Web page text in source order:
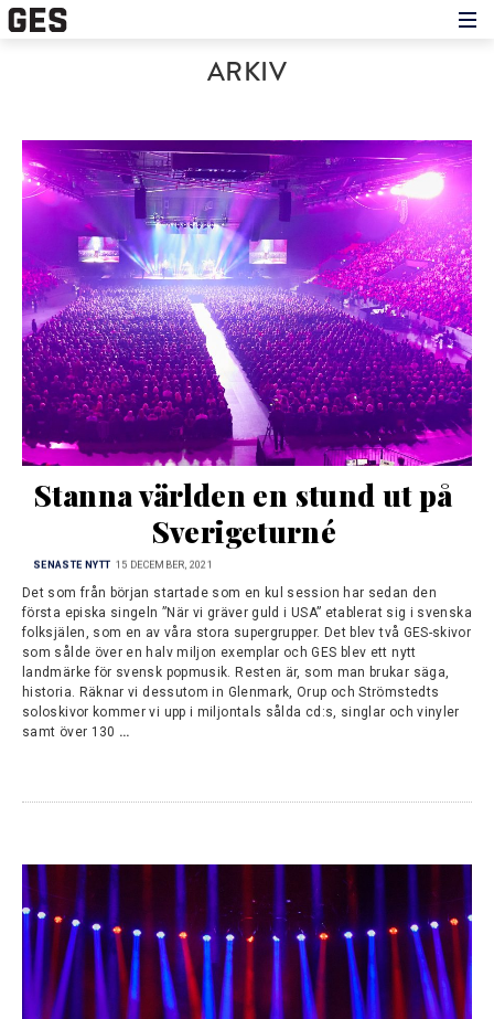
Press
ARKIV
Stanna världen en stund ut på
Sverigeturné
SENASTE NYTT 15 DECEMBER, 2021
Det som från början startade som en kul session har sedan den
första episka singeln ”När vi gräver guld i USA” etablerat sig i svenska
folksjälen, som en av våra stora supergrupper. Det blev två GES-skivor
som sålde över en halv miljon exemplar och GES blev ett nytt
landmärke för svensk popmusik. Resten är, som man brukar säga,
historia. Räknar vi dessutom in Glenmark, Orup och Strömstedts
soloskivor kommer vi upp i miljontals sålda cd:s, singlar och vinyler
samt över 130 …